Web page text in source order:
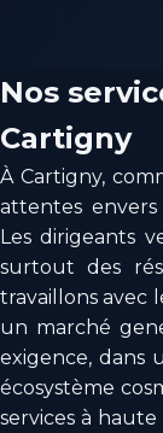
Nos
Cartigny
À Cartigny,
attentes
Les dirigeants
surtout des
travaillons avec
un marché
exigence, dans
écosystème
services à